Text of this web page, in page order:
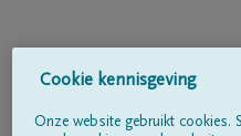
Cookie kennisgeving
Onze website gebruikt cookies.